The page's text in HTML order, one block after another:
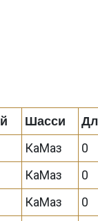
Шасси
КаМаз 0
КаМаз 0
КаМаз 0